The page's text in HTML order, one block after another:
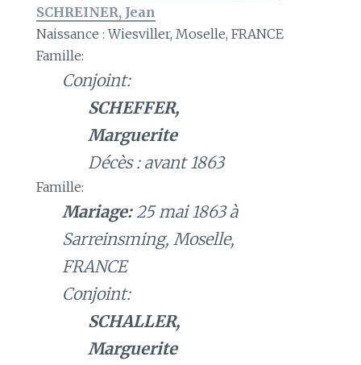
SCHREINER, Jean
Naissance : Wiesviller, Moselle, FRANCE
Famille:
Conjoint:
SCHEFFER,
Marguerite
Décès : avant 1863
Famille:
Mariage:25 mai 1863 à
Sarreinsming, Moselle,
FRANCE
Conjoint:
SCHALLER,
Marguerite